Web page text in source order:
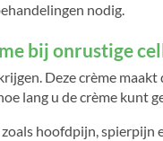
nodig.
bij onrustige
Deze crème
lang u de crème kunt
hoofdpijn,